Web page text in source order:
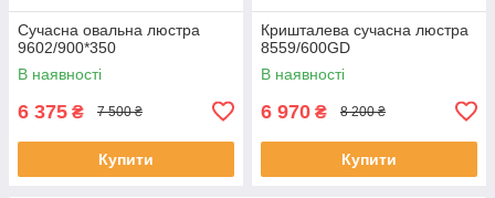
Сучасна овальна люстра
9602/900*350
В наявності
6 375 ₴ 7 500 ₴
Купити
Кришталева сучасна люстра
8559/600GD
В наявності
6 970 ₴ 8 200 ₴
Купити